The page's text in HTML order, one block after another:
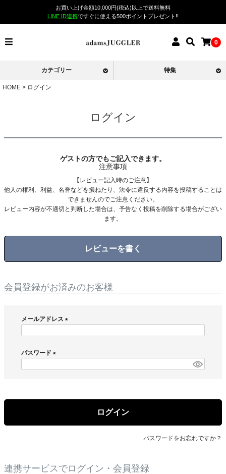
お買い上げ金額10,000円(税込)以上で送料無料
LINE ID連携ですぐに使える500ポイントプレゼント!!
0
カテゴリー 特集
HOME ログイン
ログイン
ゲストの方でもご記入できます。
注意事項
【レビュー記入時のご注意】
他人の権利、利益、名誉などを損ねたり、法令に違反する内容を投稿することは
できませんのでご注意ください。
レビュー内容が不適切と判断した場合は、予告なく投稿を削除する場合がござい
ます。
レビューを書く
会員登録がお済みのお客様
メールアドレス
)
パスワード
ログイン
パスワードをお忘れですか？
連携サービスでログイン・会員登録